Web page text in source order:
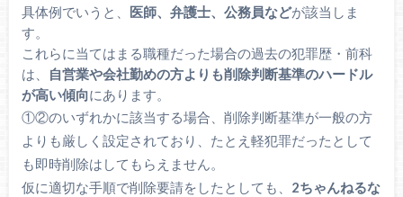
具体例でいうと、 医師、弁護士、公務員などが該当しま
す。
これらに当てはまる職種だった場合の過去の犯罪歴・前科
は、
自営業や会社勤めの方よりも削除判断基準のハードル
が高い傾向にあります。
①②のいずれかに該当する場合、削除判断基準が一般の方
よりも厳しく設定されており、たとえ軽犯罪だったとして
も即時削除はしてもらえません。
仮に適切な手順で削除要請をしたとしても、 2ちゃんねるな